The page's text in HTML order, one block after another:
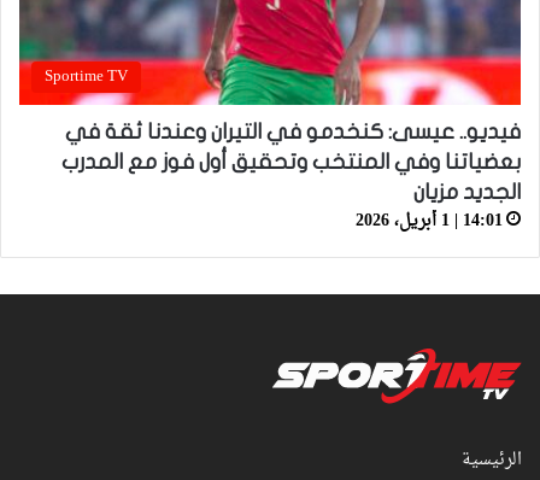
Sportime TV
فيديو.. عيسى: كنخدمو في التيران وعندنا ثقة في
بعضياتنا وفي المنتخب وتحقيق أول فوز مع المدرب
الجديد مزيان
14:01 | 1 أبريل، 2026
الرئيسية